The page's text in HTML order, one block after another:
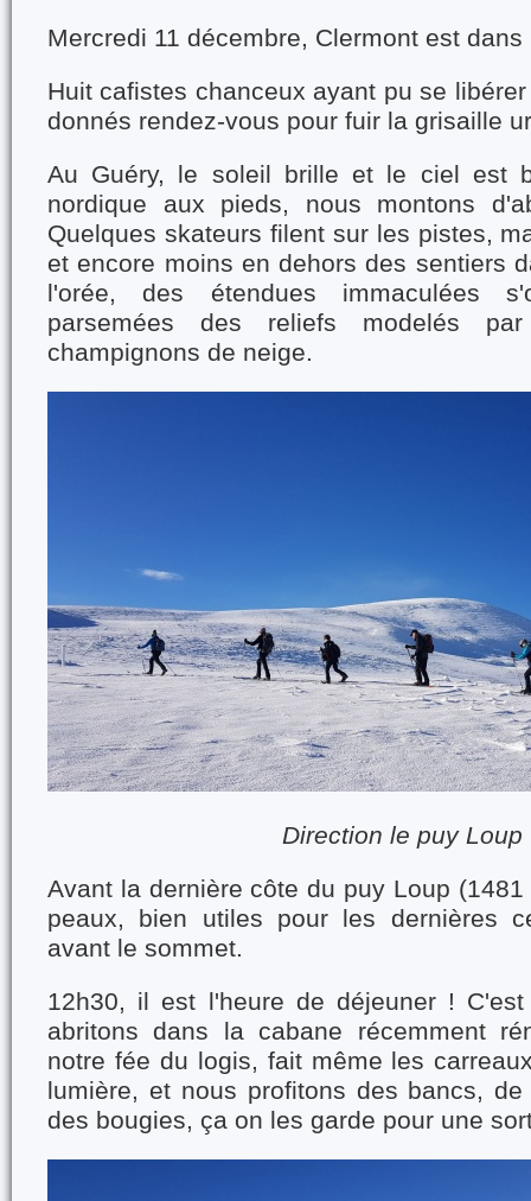
Mercredi 11 décembre, Clermont est
Huit cafistes chanceux ayant pu se
donnés rendez-vous pour fuir la grisaille
Au Guéry, le soleil brille et le ciel est
nordique aux pieds, nous montons
Quelques skateurs filent sur les pistes,
et encore moins en dehors des sentiers
l'orée, des étendues immaculées
parsemées des reliefs modelés
champignons de neige.
Direction le puy Loup
Avant la dernière côte du puy Loup
peaux, bien utiles pour les dernières
avant le sommet.
12h30, il est l'heure de déjeuner !
abritons dans la cabane récemment
notre fée du logis, fait même les
lumière, et nous profitons des bancs,
des bougies, ça on les garde pour une